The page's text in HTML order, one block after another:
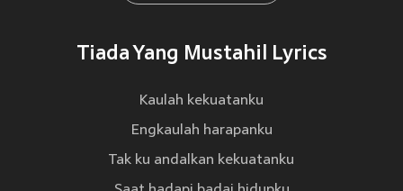
Tiada Yang Mustahil Lyrics
Kaulah kekuatanku
Engkaulah harapanku
Tak ku andalkan kekuatanku